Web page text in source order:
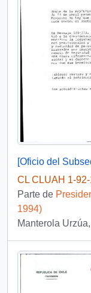
CL CLUAH 1-
Parte de
1994)
Manterola